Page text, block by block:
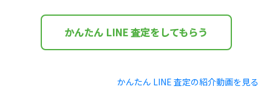
かんたん LINE 査定をしてもらう
かんたん LINE 査定の紹介動画を見る